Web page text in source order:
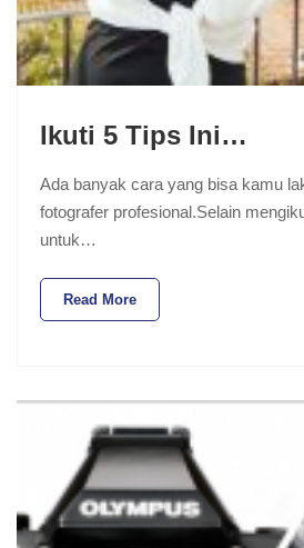
Ikuti 5 Tips Ini…
Ada banyak cara yang bisa kamu
fotografer profesional.Selain
untuk…
Read More